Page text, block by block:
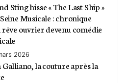
Sting hisse « The Last Ship »
Musicale : chronique
rêve ouvrier devenu comédie
2026
Galliano, la couture après la